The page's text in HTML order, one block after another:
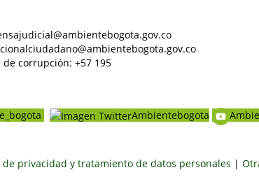
corrupción: +57 195
Ambientebogota
de privacidad y tratamiento de datos personales |